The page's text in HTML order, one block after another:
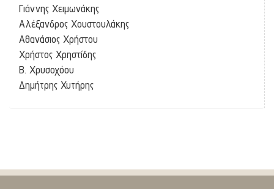
Γιάννης Χειμωνάκης
Αλέξανδρος Χουστουλάκης
Αθανάσιος Χρήστου
Χρήστος Χρηστίδης
Β. Χρυσοχόου
Δημήτρης Χυτήρης